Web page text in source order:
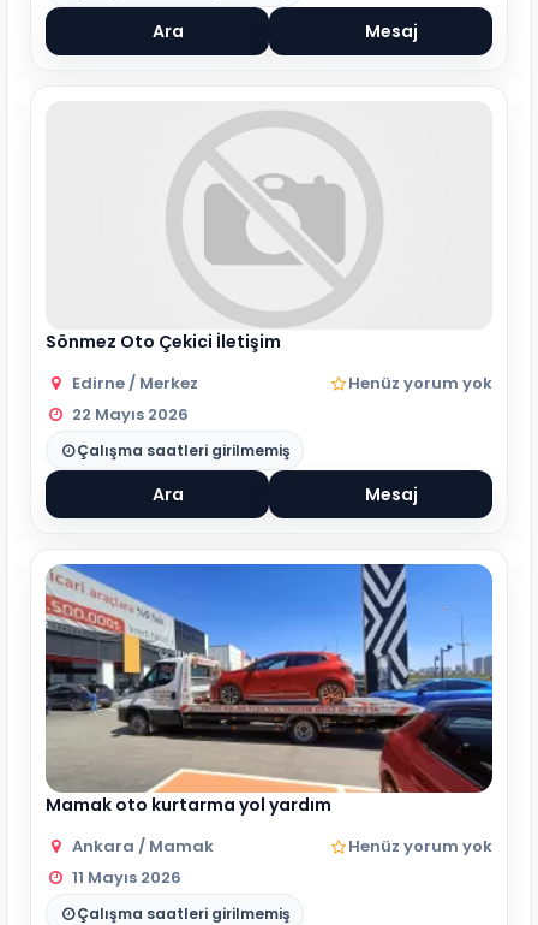
Ara Mesaj
Sönmez Oto Çekici İletişim
Edirne / Merkez
Henüz yorum yok
22 Mayıs 2026
Çalışma saatleri girilmemiş
Ara Mesaj
Mamak oto kurtarma yol yardım
Ankara / Mamak
Henüz yorum yok
11 Mayıs 2026
Çalışma saatleri girilmemiş